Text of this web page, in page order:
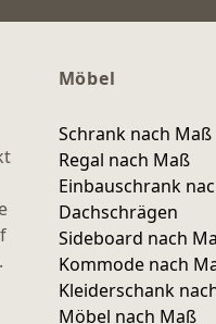
Möbel
Schrank nach Maß
Regal nach Maß
Einbauschrank
Dachschrägen
Sideboard nach
Kommode nach
Kleiderschank
Möbel nach Maß